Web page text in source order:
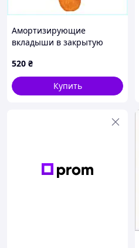
Амортизирующие
вкладыши в закрытую
6H59592A6K
520 ₴
Купить